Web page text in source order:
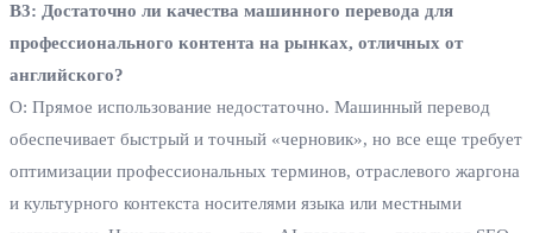
В3: Достаточно ли качества машинного перевода для
профессионального контента на рынках, отличных от
английского?
О: Прямое использование недостаточно. Машинный перевод
обеспечивает быстрый и точный «черновик», но все еще требует
оптимизации профессиональных терминов, отраслевого жаргона
и культурного контекста носителями языка или местными